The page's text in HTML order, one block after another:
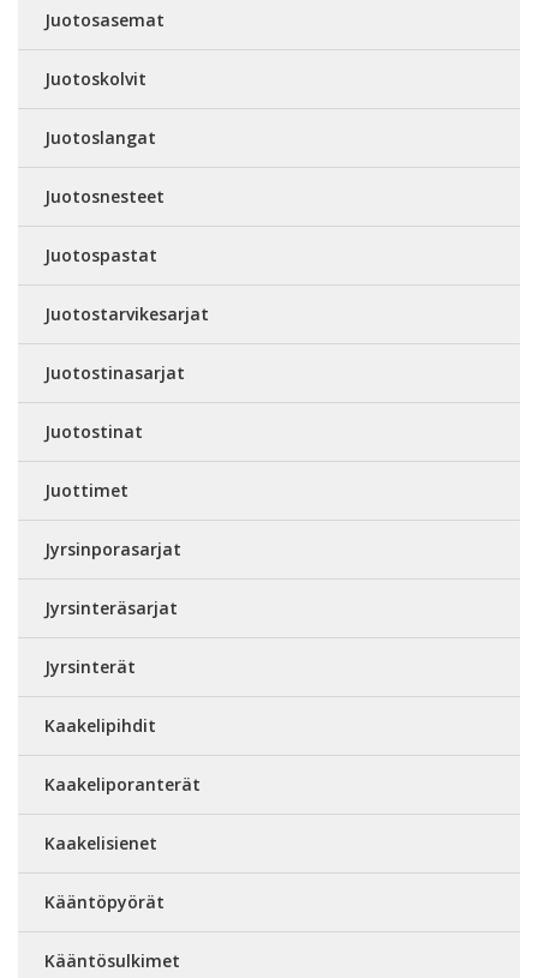
Juotosasemat
Juotoskolvit
Juotoslangat
Juotosnesteet
Juotospastat
Juotostarvikesarjat
Juotostinasarjat
Juotostinat
Juottimet
Jyrsinporasarjat
Jyrsinteräsarjat
Jyrsinterät
Kaakelipihdit
Kaakeliporanterät
Kaakelisienet
Kääntöpyörät
Kääntösulkimet